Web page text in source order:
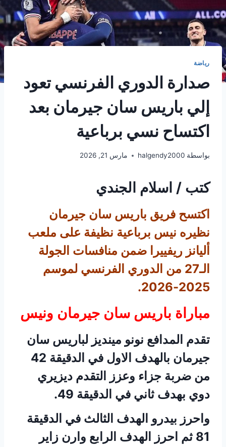
رياضة
صدارة الدوري الفرنسي تعود
إلي باريس سان جيرمان بعد
اكتساح نسي برباعية
بواسطة halgendy2000 مارس 21, 2026
كتب / اسلام الجندي
اكتسح فريق باريس سان جيرمان
نظيره نيس برباعية نظيفة على ملعب
أليانز ريفييرا ضمن منافسات الجولة
الـ27 من الدوري الفرنسي لموسم
2025-2026.
مباراة باريس سان جيرمان ونيس
تقدم المدافع نونو مينديز لباريس سان
جيرمان بالهدف الاول في الدقيقة 42
من ضربة جزاء وعزز التقدم ديزيري
دوي بهدف ثاني في الدقيقة 49.
واحرز بيدرو الهدف الثالث في الدقيقة
81 ثم احرز الهدف الرابع وارن زاير